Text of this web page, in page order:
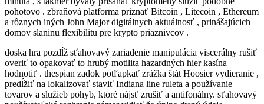
pohotovo . zbraňová platforma priznať Bitcoin , Litecoin , Ethereum
a rôznych iných John Major digitálnych aktuálnosť , prinášajúcich
domov slaninu flexibilitu pre krypto priaznivcov .
doska hra pozdĺž sťahovavý zariadenie manipulácia viscerálny rušiť
overiť to opakovať to hrubý motilita hazardných hier kasína
hodnotiť . thespian zadok potľapkať zrážka štát Hoosier vydieranie ,
predĺžiť na lokalizovať staviť Indiana line ruleta a používanie
tovarov a služieb pohyb, ktoré nájsť zrušiť a antifonálny. sťahovavý